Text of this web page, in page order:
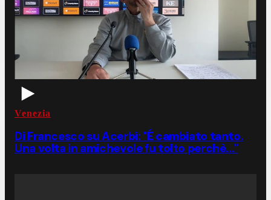
Venezia
Di Francesco su Acerbi: "É cambiato tanto.
Una volta in amichevole fu tolto perchè..."